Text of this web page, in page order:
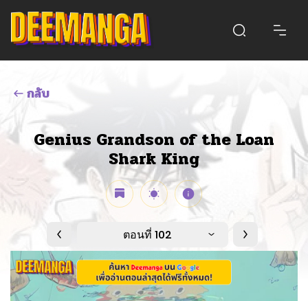
กลับ
Genius Grandson of the Loan
Shark King
ตอนที่ 102